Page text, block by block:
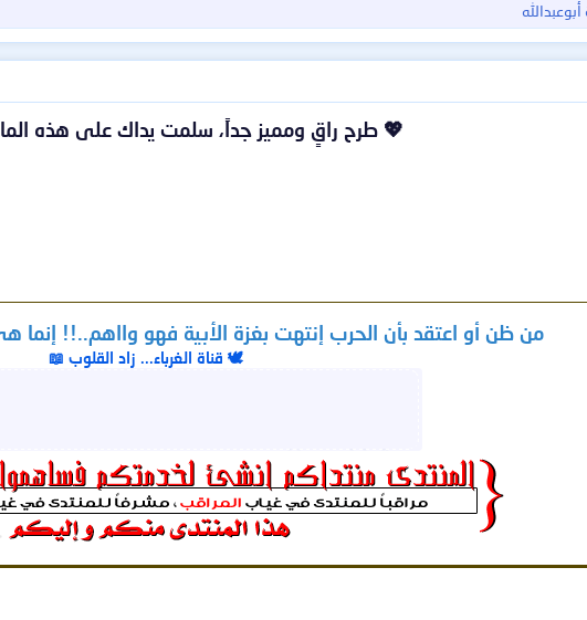
أبوعبدالله
💖 طرح راقٍ ومميز جداً، سلمت يداك على هذه
من ظن أو اعتقد بأن الحرب إنتهت بغزة الأبية فهو وااهم..!! إنما
🕊️ قناة الغرباء... زاد القلوب 📖